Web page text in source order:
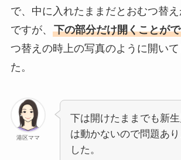
で、中に入れたままだとおむつ替
ですが、 下の部分だけ開くことが
つ替えの時上の写真のように開いて
た。
港区ママ
下は開けたままでも新
は動かないので問題あ
した。